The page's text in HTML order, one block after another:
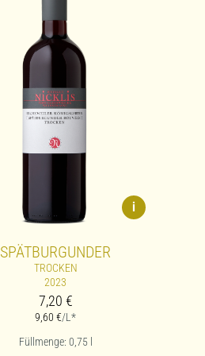
i
SPÄTBURGUNDER
TROCKEN
2023
7,20 €
9,60 €/L*
Füllmenge: 0,75